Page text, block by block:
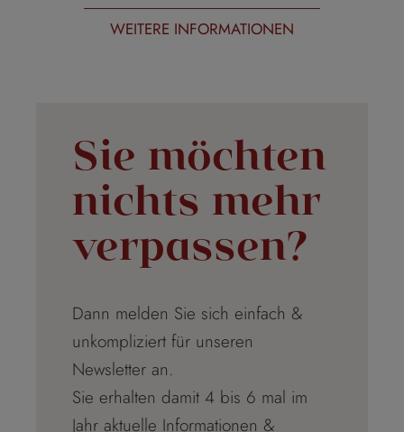
WEITERE INFORMATIONEN
Sie möchten
nichts mehr
verpassen?
Dann melden Sie sich einfach &
unkompliziert für unseren
Newsletter an.
Sie erhalten damit 4 bis 6 mal im
Jahr aktuelle Informationen &